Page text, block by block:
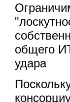
общего
удара